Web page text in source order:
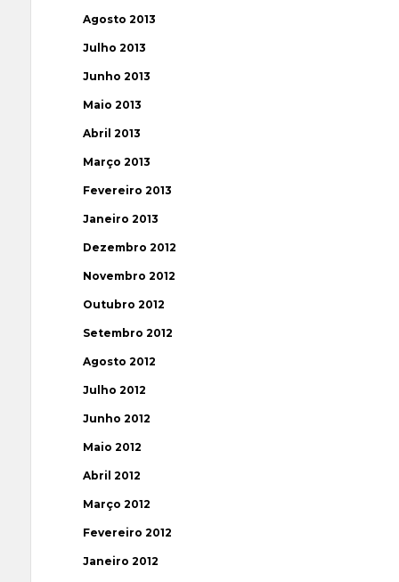
Agosto 2013
Julho 2013
Junho 2013
Maio 2013
Abril 2013
Março 2013
Fevereiro 2013
Janeiro 2013
Dezembro 2012
Novembro 2012
Outubro 2012
Setembro 2012
Agosto 2012
Julho 2012
Junho 2012
Maio 2012
Abril 2012
Março 2012
Fevereiro 2012
Janeiro 2012